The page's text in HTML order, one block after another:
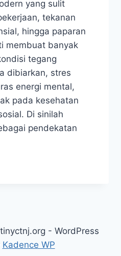
yang sulit
tekanan
hingga paparan
membuat banyak
tegang
dibiarkan, stres
energi mental,
pada kesehatan
Di sinilah
pendekatan
- WordPress
Kadence WP